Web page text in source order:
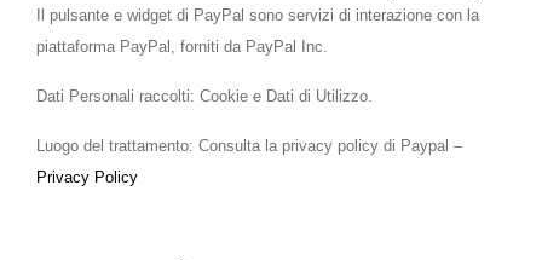
Il pulsante e widget di PayPal sono servizi di interazione con la
piattaforma PayPal, forniti da PayPal Inc.
Dati Personali raccolti: Cookie e Dati di Utilizzo.
Luogo del trattamento: Consulta la privacy policy di Paypal –
Privacy Policy